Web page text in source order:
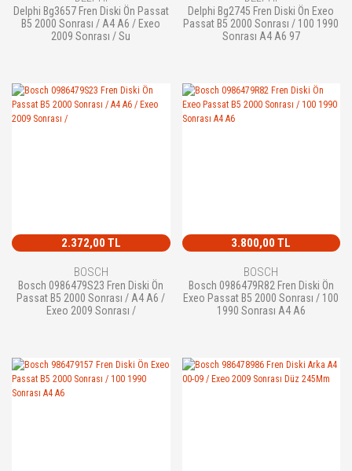
Delphi Bg3657 Fren Diski Ön Passat
B5 2000 Sonrası / A4 A6 / Exeo
2009 Sonrası / Su
Delphi Bg2745 Fren Diski Ön Exeo
Passat B5 2000 Sonrası / 100 1990
Sonrası A4 A6 97
2.372,00 TL
BOSCH
Bosch 0986479S23 Fren Diski Ön
Passat B5 2000 Sonrası / A4 A6 /
Exeo 2009 Sonrası /
3.800,00 TL
BOSCH
Bosch 0986479R82 Fren Diski Ön
Exeo Passat B5 2000 Sonrası / 100
1990 Sonrası A4 A6